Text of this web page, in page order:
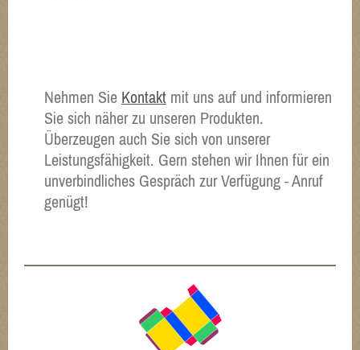
Nehmen Sie Kontakt mit uns auf und informieren
Sie sich näher zu unseren Produkten.
Überzeugen auch Sie sich von unserer
Leistungsfähigkeit. Gern stehen wir Ihnen für ein
unverbindliches Gespräch zur Verfügung - Anruf
genügt!